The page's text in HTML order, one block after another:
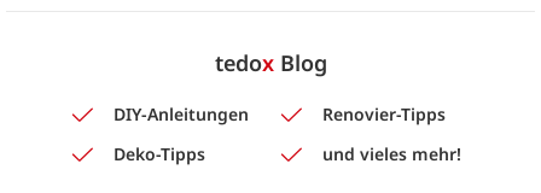
tedoxBlog
DIY-Anleitungen
Renovier-Tipps
Deko-Tipps
und vieles mehr!